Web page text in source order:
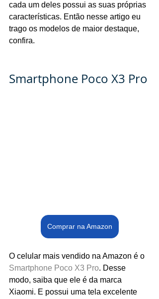
cada um deles possui as suas próprias
características. Então nesse artigo eu
trago os modelos de maior destaque,
confira.
Smartphone Poco X3 Pro
Comprar na Amazon
O celular mais vendido na Amazon é o
Smartphone Poco X3 Pro. Desse
modo, saiba que ele é da marca
Xiaomi. E possui uma tela excelente